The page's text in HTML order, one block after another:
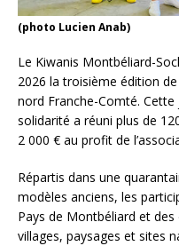
(photo Lucien Anab)
Le Kiwanis Montbéliard-
2026 la troisième édition
nord Franche-Comté.
solidarité a réuni plus de
2 000 € au profit de
Répartis dans une
modèles anciens, les
Pays de Montbéliard et
villages, paysages et sites